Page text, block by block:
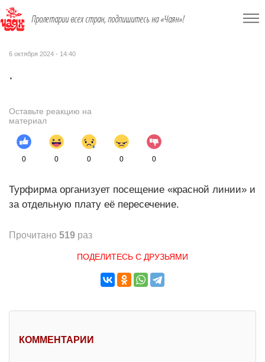
Пролетарии всех стран, подпишитесь на «Чаян»!
6 октября 2024 - 14:40
.
Оставьте реакцию на
материал
0 0 0 0 0
Турфирма организует посещение «красной линии» и
за отдельную плату её пересечение.
Прочитано 519 раз
ПОДЕЛИТЕСЬ С ДРУЗЬЯМИ
КОММЕНТАРИИ